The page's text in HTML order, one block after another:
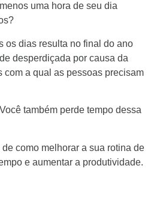
uma hora de seu dia
os dias resulta no final do ano
desperdiçada por causa da
com a qual as pessoas precisam
também perde tempo dessa
como melhorar a sua rotina de
e aumentar a produtividade.